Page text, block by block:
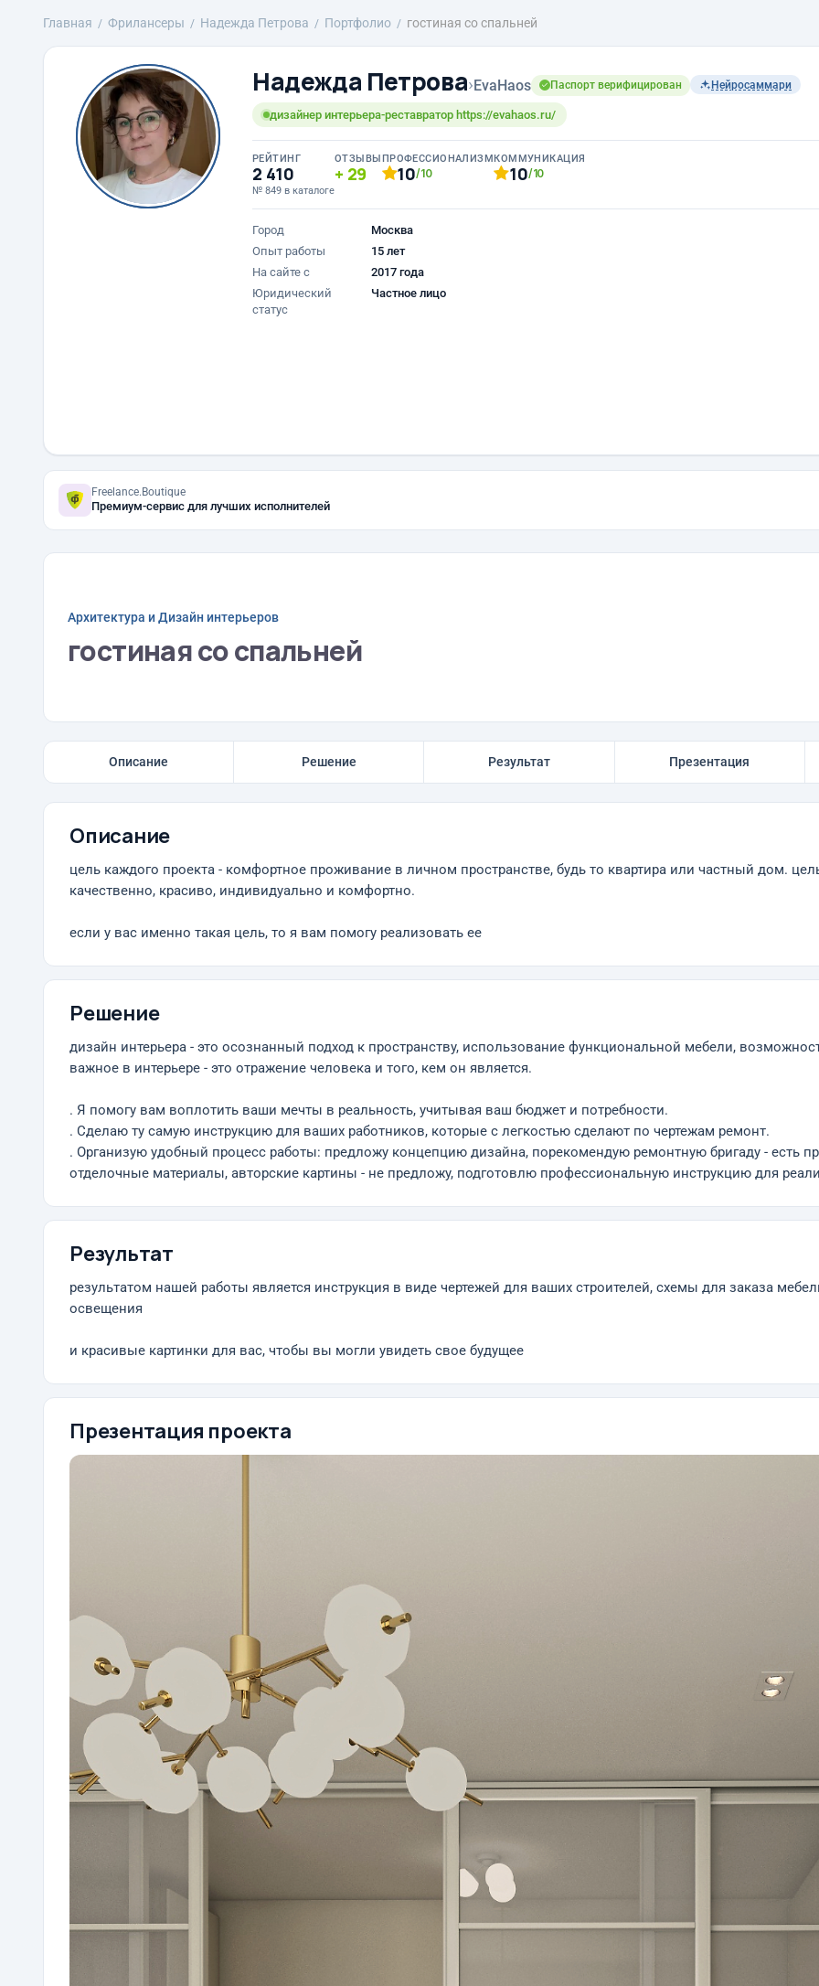
Главная Фрилансеры Надежда Петрова Портфолио гостиная со спальней
Надежда Петрова›EvaHaos Паспорт верифицирован Нейросаммари
дизайнер интерьера-реставратор https://evahaos.ru/
РЕЙТИНГ
2 410
№ 849 в каталоге
ОТЗЫВЫ
29
ПРОФЕССИОНАЛИЗМ
10/10
КОММУНИКАЦИЯ
10/10
Город
Москва
Опыт работы
15 лет
На сайте с
2017 года
Юридический
статус
Частное лицо
Freelance.Boutique
Премиум-сервис для лучших исполнителей
Архитектура и Дизайн интерьеров
гостиная со спальней
Описание Решение Результат Презентация
Описание
цель каждого проекта - комфортное проживание в личном пространстве, будь то квартира или частный дом.
качественно, красиво, индивидуально и комфортно.
если у вас именно такая цель, то я вам помогу реализовать ее
Решение
дизайн интерьера - это осознанный подход к пространству, использование функциональной мебели,
важное в интерьере - это отражение человека и того, кем он является.
. Я помогу вам воплотить ваши мечты в реальность, учитывая ваш бюджет и потребности.
. Сделаю ту самую инструкцию для ваших работников, которые с легкостью сделают по чертежам ремонт.
. Организую удобный процесс работы: предложу концепцию дизайна, порекомендую ремонтную бригаду - есть
отделочные материалы, авторские картины - не предложу, подготовлю профессиональную инструкцию для
Результат
результатом нашей работы является инструкция в виде чертежей для ваших строителей, схемы для заказа
освещения
и красивые картинки для вас, чтобы вы могли увидеть свое будущее
Презентация проекта